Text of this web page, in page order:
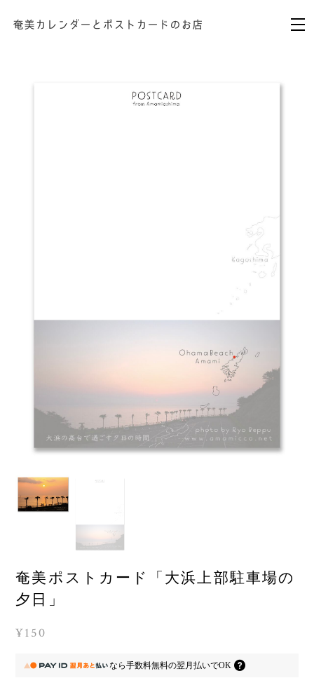
奄美ポストカード「大浜上部駐車場の
夕日」
¥150
なら手数料無料の翌月払いでOK